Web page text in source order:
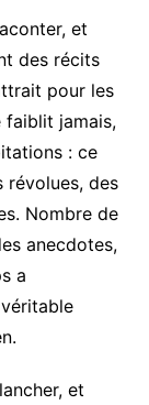
et
des récits
pour les
faiblit jamais,
: ce
révolues, des
Nombre de
anecdotes,
a
et